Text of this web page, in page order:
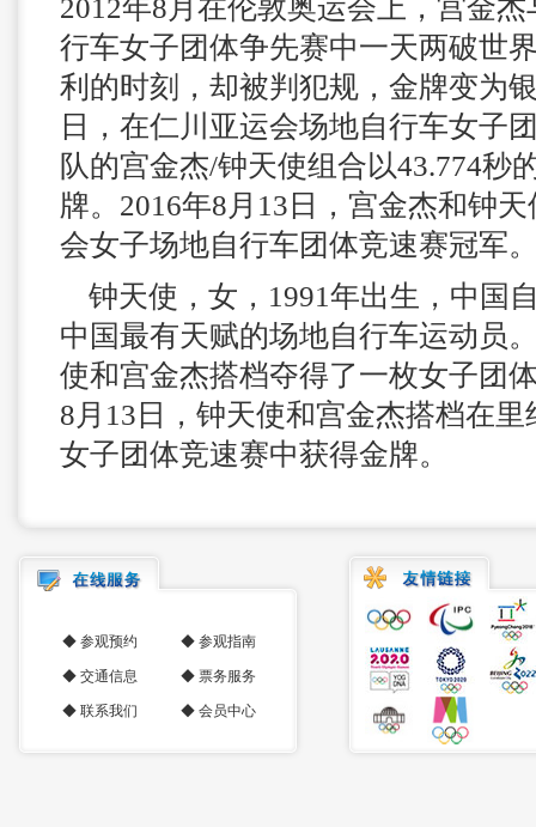
2012年8月在伦敦奥运会 上，宫金
行车女子团体争先赛中一天两破世
利的时刻，却被判犯规，金牌变为
日，在仁川亚运会场地自行车女子
队的宫金杰/钟天使组合以43.774秒
牌。2016年8月13日，宫金杰和钟
会女子场地自行车团体竞速赛冠军
钟天使，女，1991年出生，中国
中国最有天赋的场地自行车运动员
使和宫金杰搭档夺得了一枚女子团
8月13日，钟天使和宫金杰搭档在
女子团体竞速赛中获得金牌。
◆ 参观预约 ◆ 参观指南
◆ 交通信息 ◆ 票务服务
◆ 联系我们 ◆ 会员中心